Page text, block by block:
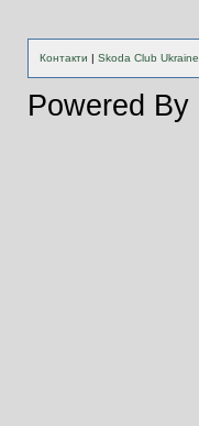
Контакти | Skoda Club Ukraine
Powered By